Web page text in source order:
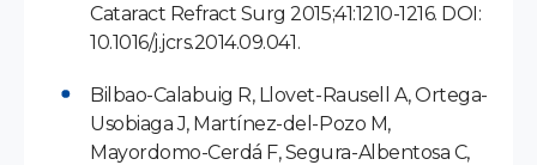
Cataract Refract Surg 2015;41:1210-1216. DOI:
10.1016/j.jcrs.2014.09.041.
Bilbao-Calabuig R, Llovet-Rausell A, Ortega-
Usobiaga J, Martínez-del-Pozo M,
Mayordomo-Cerdá F, Segura-Albentosa C,